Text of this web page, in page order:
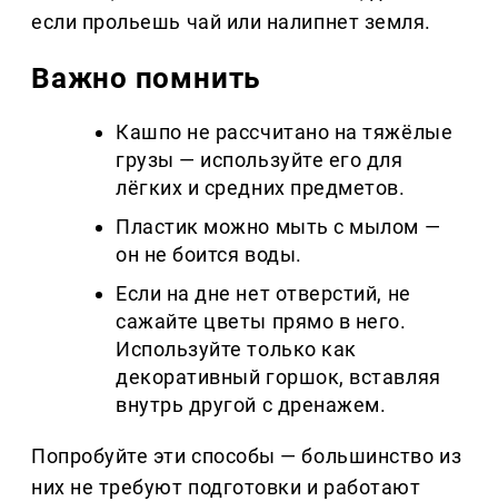
если прольешь чай или налипнет земля.
Важно помнить
Кашпо не рассчитано на тяжёлые
грузы — используйте его для
лёгких и средних предметов.
Пластик можно мыть с мылом —
он не боится воды.
Если на дне нет отверстий, не
сажайте цветы прямо в него.
Используйте только как
декоративный горшок, вставляя
внутрь другой с дренажем.
Попробуйте эти способы — большинство из
них не требуют подготовки и работают